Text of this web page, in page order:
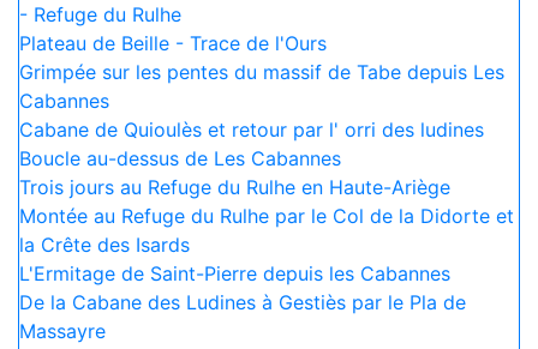
- Refuge du Rulhe
Plateau de Beille - Trace de l'Ours
Grimpée sur les pentes du massif de Tabe depuis Les
Cabannes
Cabane de Quioulès et retour par l' orri des ludines
Boucle au-dessus de Les Cabannes
Trois jours au Refuge du Rulhe en Haute-Ariège
Montée au Refuge du Rulhe par le Col de la Didorte et
la Crête des Isards
L'Ermitage de Saint-Pierre depuis les Cabannes
De la Cabane des Ludines à Gestiès par le Pla de
Massayre